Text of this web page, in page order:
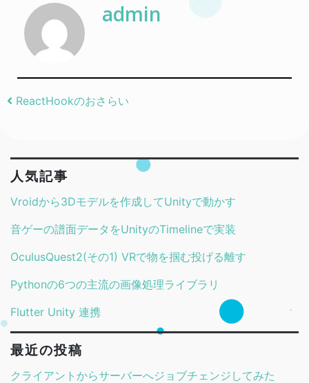
admin
Post navigation
ReactHookのおさらい
人気記事
Vroidから3Dモデルを作成してUnityで動かす
音ゲーの譜面データをUnityのTimelineで実装
OculusQuest2(その1) VRで物を掴む投げる離す
Pythonの6つの主流の画像処理ライブラリ
Flutter Unity 連携
最近の投稿
クライアントからサーバーへジョブチェンジしてみた